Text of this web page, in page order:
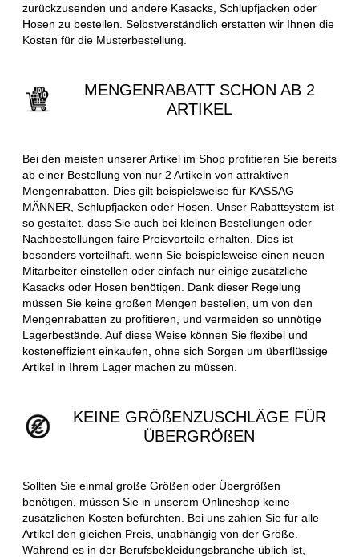
zurückzusenden und andere Kasacks, Schlupfjacken oder
Hosen zu bestellen. Selbstverständlich erstatten wir Ihnen die
Kosten für die Musterbestellung.
MENGENRABATT SCHON AB 2
ARTIKEL
Bei den meisten unserer Artikel im Shop profitieren Sie bereits
ab einer Bestellung von nur 2 Artikeln von attraktiven
Mengenrabatten. Dies gilt beispielsweise für KASSAG
MÄNNER, Schlupfjacken oder Hosen. Unser Rabattsystem ist
so gestaltet, dass Sie auch bei kleinen Bestellungen oder
Nachbestellungen faire Preisvorteile erhalten. Dies ist
besonders vorteilhaft, wenn Sie beispielsweise einen neuen
Mitarbeiter einstellen oder einfach nur einige zusätzliche
Kasacks oder Hosen benötigen. Dank dieser Regelung
müssen Sie keine großen Mengen bestellen, um von den
Mengenrabatten zu profitieren, und vermeiden so unnötige
Lagerbestände. Auf diese Weise können Sie flexibel und
kosteneffizient einkaufen, ohne sich Sorgen um überflüssige
Artikel in Ihrem Lager machen zu müssen.
KEINE GRÖßENZUSCHLÄGE FÜR
ÜBERGRÖßEN
Sollten Sie einmal große Größen oder Übergrößen
benötigen, müssen Sie in unserem Onlineshop keine
zusätzlichen Kosten befürchten. Bei uns zahlen Sie für alle
Artikel den gleichen Preis, unabhängig von der Größe.
Während es in der Berufsbekleidungsbranche üblich ist,